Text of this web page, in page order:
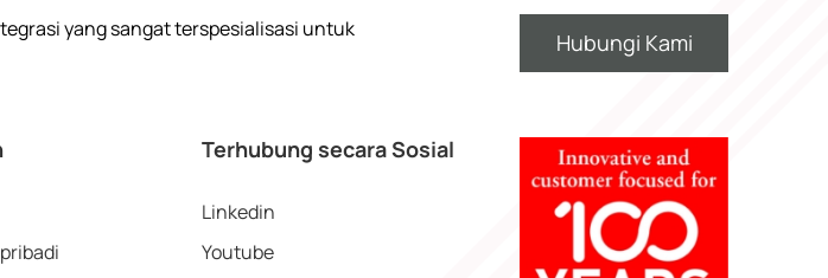
yang sangat terspesialisasi untuk
Hubungi Kami
Terhubung secara Sosial
Linkedin
Youtube